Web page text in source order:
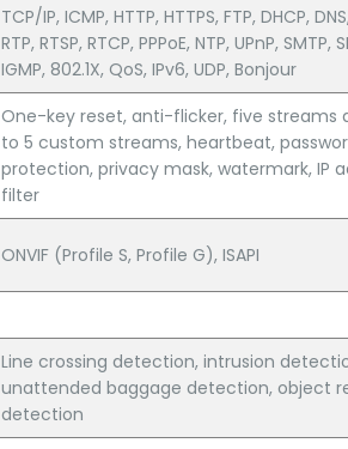
TCP/IP, ICMP, HTTP, HTTPS, FTP, DHCP,
RTP, RTSP, RTCP, PPPoE, NTP, UPnP, SMTP,
IGMP, 802.1X, QoS, IPv6, UDP, Bonjour
One-key reset, anti-flicker, five streams
to 5 custom streams, heartbeat,
protection, privacy mask, watermark, IP
filter
ONVIF (Profile S, Profile G), ISAPI
Line crossing detection, intrusion
unattended baggage detection, object
detection